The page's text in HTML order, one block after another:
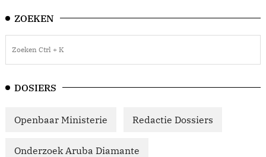
ZOEKEN
DOSIERS
Openbaar Ministerie Redactie Dossiers
Onderzoek Aruba Diamante